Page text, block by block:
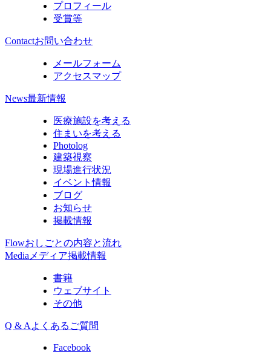
プロフィール
受賞等
Contactお問い合わせ
メールフォーム
アクセスマップ
News最新情報
医療施設を考える
住まいを考える
Photolog
建築視察
現場進行状況
イベント情報
ブログ
お知らせ
掲載情報
Flowおしごとの内容と流れ
Media メディア掲載情報
書籍
ウェブサイト
その他
Q & A よくあるご質問
Facebook